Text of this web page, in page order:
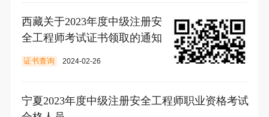
西藏关于2023年度中级注册安
全工程师考试证书领取的通知
证书查询 2024-02-26
宁夏2023年度中级注册安全工程师职业资格考试